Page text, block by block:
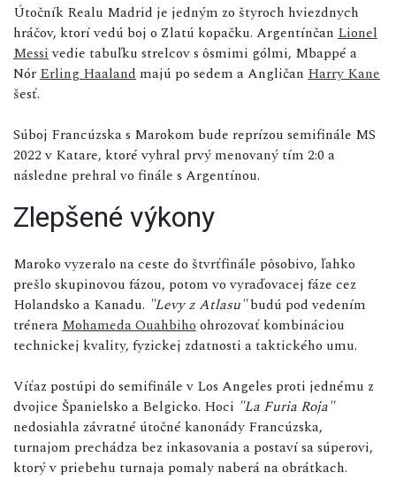
Útočník Realu Madrid je jedným zo štyroch hviezdnych
hráčov, ktorí vedú boj o Zlatú kopačku. Argentínčan Lionel
Messivedie tabuľku strelcov s ôsmimi gólmi, Mbappé a
Nór Erling Haaland majú po sedem a Angličan Harry Kane
šesť.
Súboj Francúzska s Marokom bude reprízou semifinále MS
2022 v Katare, ktoré vyhral prvý menovaný tím 2:0 a
následne prehral vo finále s Argentínou.
Zlepšené výkony
Maroko vyzeralo na ceste do štvrťfinále pôsobivo, ľahko
prešlo skupinovou fázou, potom vo vyraďovacej fáze cez
Holandsko a Kanadu. "Levy z Atlasu"budú pod vedením
trénera Mohameda Ouahbiho ohrozovať kombináciou
technickej kvality, fyzickej zdatnosti a taktického umu.
Víťaz postúpi do semifinále v Los Angeles proti jednému z
dvojice Španielsko a Belgicko. Hoci "La Furia Roja"
nedosiahla závratné útočné kanonády Francúzska,
turnajom prechádza bez inkasovania a postaví sa súperovi,
ktorý v priebehu turnaja pomaly naberá na obrátkach.